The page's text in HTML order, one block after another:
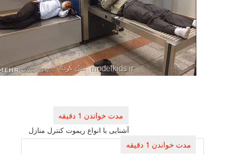
آشنایی با انواع ریموت كنترل منازل